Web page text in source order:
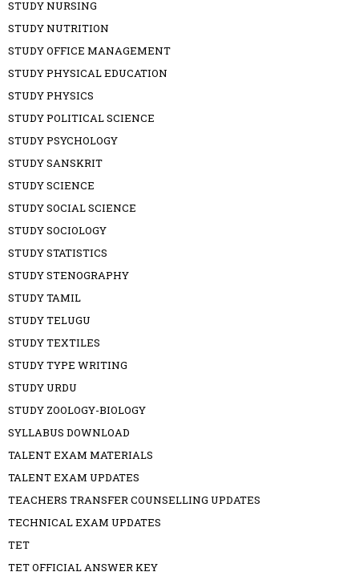
STUDY NURSING
STUDY NUTRITION
STUDY OFFICE MANAGEMENT
STUDY PHYSICAL EDUCATION
STUDY PHYSICS
STUDY POLITICAL SCIENCE
STUDY PSYCHOLOGY
STUDY SANSKRIT
STUDY SCIENCE
STUDY SOCIAL SCIENCE
STUDY SOCIOLOGY
STUDY STATISTICS
STUDY STENOGRAPHY
STUDY TAMIL
STUDY TELUGU
STUDY TEXTILES
STUDY TYPE WRITING
STUDY URDU
STUDY ZOOLOGY-BIOLOGY
SYLLABUS DOWNLOAD
TALENT EXAM MATERIALS
TALENT EXAM UPDATES
TEACHERS TRANSFER COUNSELLING UPDATES
TECHNICAL EXAM UPDATES
TET
TET OFFICIAL ANSWER KEY